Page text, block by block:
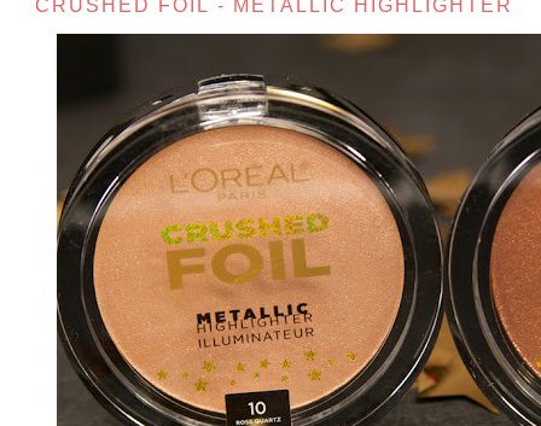
CRUSHED FOIL - METALLIC HIGHLIGHTER